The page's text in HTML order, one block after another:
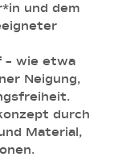
und dem
– wie etwa
Neigung,
durch
Material,